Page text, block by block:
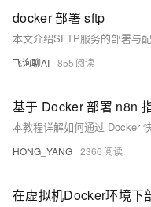
docker 部署 sftp
飞询聊AI 855
基于 Docker 部署 n8n
HONG_YANG 2366
在虚拟机Docker环境下